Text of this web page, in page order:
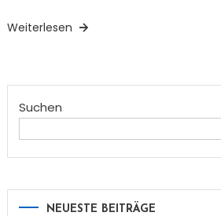
Weiterlesen
Suchen
NEUESTE BEITRÄGE